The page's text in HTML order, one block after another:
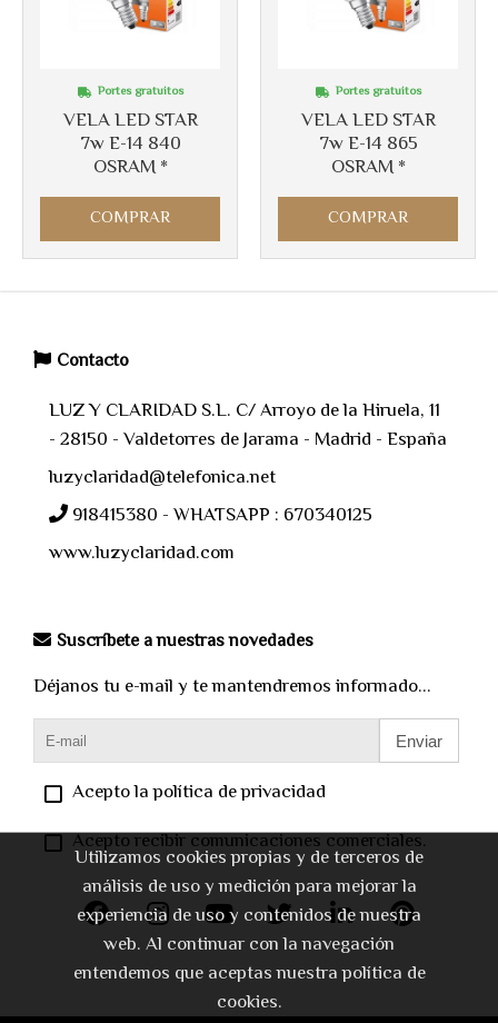
VELA LED STAR
7w E-14 840
OSRAM *
Portes gratuitos
COMPRAR
VELA LED STAR
7w E-14 865
OSRAM *
Portes gratuitos
COMPRAR
Contacto
LUZ Y CLARIDAD S.L. C/ Arroyo de la Hiruela, 11
- 28150 - Valdetorres de Jarama - Madrid - España
luzyclaridad@telefonica.net
918415380 - WHATSAPP : 670340125
www.luzyclaridad.com
Suscríbete a nuestras novedades
Déjanos tu e-mail y te mantendremos informado...
Enviar
Acepto la política de privacidad
Acepto recibir comunicaciones comerciales.
Utilizamos cookies propias y de terceros de
análisis de uso y medición para mejorar la
experiencia de uso y contenidos de nuestra
web. Al continuar con la navegación
entendemos que aceptas nuestra política de
cookies.